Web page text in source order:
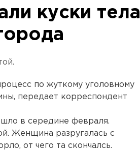
куски тела
по жуткому уголовному
передает корреспондент
в середине февраля.
Женщина разругалась с
от чего та скончалсь.